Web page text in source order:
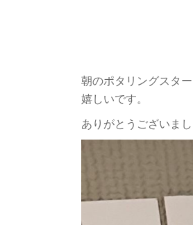
朝のポタリングスタ
嬉しいです。
ありがとうございまし